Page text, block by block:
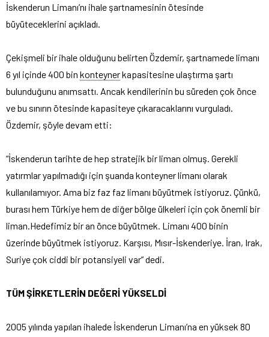
İskenderun Limanı’nı ihale şartnamesinin ötesinde
büyüteceklerini açıkladı.
Çekişmeli bir ihale olduğunu belirten Özdemir, şartnamede limanı
6 yıl içinde 400 bin konteynerkapasitesine ulaştırma şartı
bulunduğunu anımsattı. Ancak kendilerinin bu süreden çok önce
ve bu sınırın ötesinde kapasiteye çıkaracaklarını vurguladı.
Özdemir, şöyle devam etti:
“İskenderun tarihte de hep stratejik bir liman olmuş. Gerekli
yatırmlar yapılmadığı için şuanda konteyner limanı olarak
kullanılamıyor. Ama biz faz faz limanı büyütmek istiyoruz. Çünkü,
burası hem Türkiye hem de diğer bölge ülkeleri için çok önemli bir
liman.Hedefimiz bir an önce büyütmek. Limanı 400 binin
üzerinde büyütmek istiyoruz. Karşısı, Mısır-İskenderiye. İran, Irak,
Suriye çok ciddi bir potansiyeli var” dedi.
TÜM ŞİRKETLERİN DEĞERİ YÜKSELDİ
2005 yılında yapılan ihalede İskenderun Limanı’na en yüksek 80